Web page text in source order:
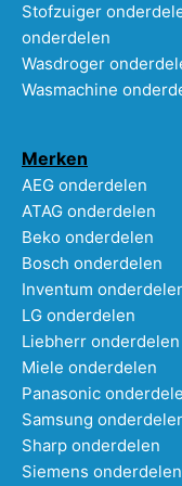
Stofzuiger
onderdelen
Wasdroger
Wasmachine
Merken
AEG onderdelen
ATAG onderdelen
Beko onderdelen
Bosch onderdelen
Inventum
LG onderdelen
Liebherr onderdelen
Miele onderdelen
Panasonic
Samsung
Sharp onderdelen
Siemens onderdelen